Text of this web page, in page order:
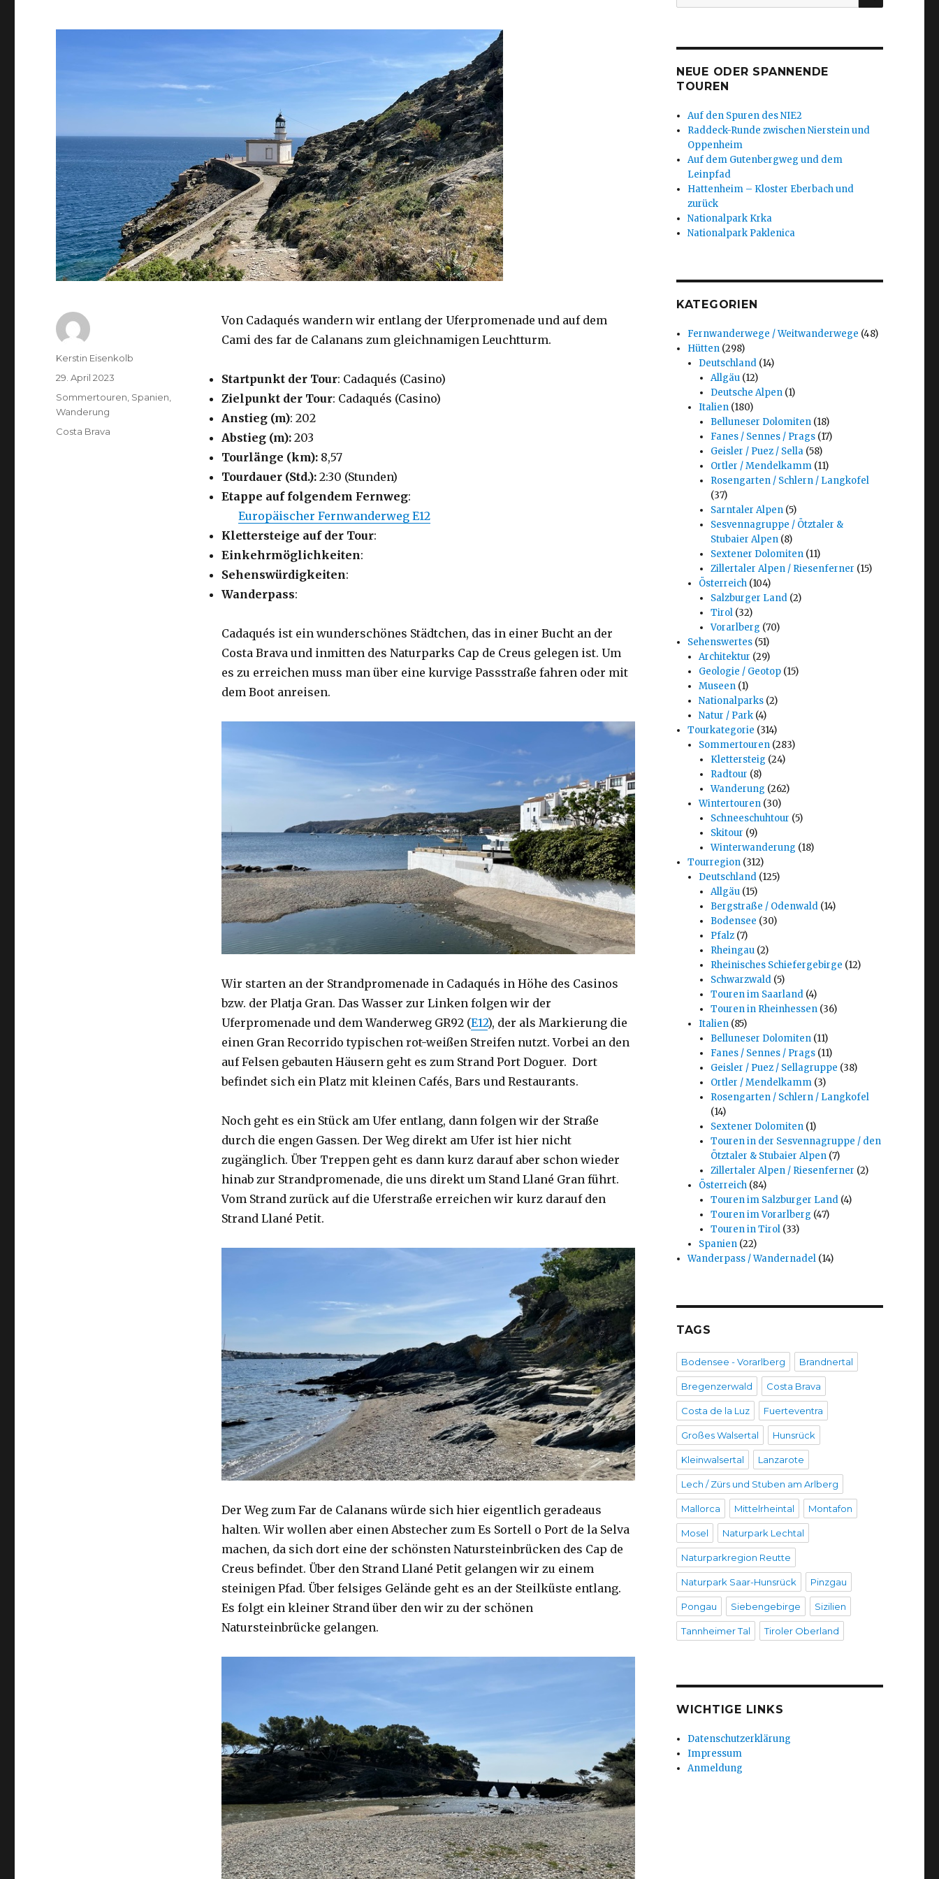
Von Cadaqués wandern wir entlang der Uferpromenade und auf dem
Cami des far de Calanans zum gleichnamigen Leuchtturm.
Startpunkt der Tour: Cadaqués (Casino)
Zielpunkt der Tour: Cadaqués (Casino)
Anstieg (m): 202
Abstieg (m):203
Tourlänge (km): 8,57
Tourdauer (Std.):2:30 (Stunden)
Etappe auf folgendem Fernweg:
Europäischer Fernwanderweg E12
Klettersteige auf der Tour:
Einkehrmöglichkeiten:
Sehenswürdigkeiten:
Wanderpass:
Cadaqués ist ein wunderschönes Städtchen, das in einer Bucht an der
Costa Brava und inmitten des Naturparks Cap de Creus gelegen ist. Um
es zu erreichen muss man über eine kurvige Passstraße fahren oder mit
dem Boot anreisen.
Wir starten an der Strandpromenade in Cadaqués in Höhe des Casinos
bzw. der Platja Gran. Das Wasser zur Linken folgen wir der
Uferpromenade und dem Wanderweg GR92 (E12), der als Markierung die
einen Gran Recorrido typischen rot-weißen Streifen nutzt. Vorbei an den
auf Felsen gebauten Häusern geht es zum Strand Port Doguer. Dort
befindet sich ein Platz mit kleinen Cafés, Bars und Restaurants.
Noch geht es ein Stück am Ufer entlang, dann folgen wir der Straße
durch die engen Gassen. Der Weg direkt am Ufer ist hier nicht
zugänglich. Über Treppen geht es dann kurz darauf aber schon wieder
hinab zur Strandpromenade, die uns direkt um Stand Llané Gran führt.
Vom Strand zurück auf die Uferstraße erreichen wir kurz darauf den
Strand Llané Petit.
Der Weg zum Far de Calanans würde sich hier eigentlich geradeaus
halten. Wir wollen aber einen Abstecher zum Es Sortell o Port de la Selva
machen, da sich dort eine der schönsten Natursteinbrücken des Cap de
Creus befindet. Über den Strand Llané Petit gelangen wir zu einem
steinigen Pfad. Über felsiges Gelände geht es an der Steilküste entlang.
Es folgt ein kleiner Strand über den wir zu der schönen
Natursteinbrücke gelangen.
Autor
Kerstin Eisenkolb
Veröffentlicht
29. April 2023
Kategorien
Sommertouren Spanien
Wanderung
Schlagwörter
Costa Brava
nach:
NEUE ODER SPANNENDE
TOUREN
Auf den Spuren des NIE2
Raddeck-Runde zwischen Nierstein und
Oppenheim
Auf dem Gutenbergweg und dem
Leinpfad
Hattenheim – Kloster Eberbach und
zurück
Nationalpark Krka
Nationalpark Paklenica
KATEGORIEN
Fernwanderwege / Weitwanderwege (48)
Hütten (298)
Deutschland (14)
Allgäu(12)
Deutsche Alpen(1)
Italien (180)
Belluneser Dolomiten(18)
Fanes / Sennes / Prags(17)
Geisler / Puez / Sella(58)
Ortler / Mendelkamm(11)
Rosengarten / Schlern / Langkofel
(37)
Sarntaler Alpen(5)
Sesvennagruppe / Ötztaler &
Stubaier Alpen(8)
Sextener Dolomiten(11)
Zillertaler Alpen / Riesenferner (15)
Österreich (104)
Salzburger Land(2)
Tirol(32)
Vorarlberg (70)
Sehenswertes (51)
Architektur (29)
Geologie / Geotop (15)
Museen (1)
Nationalparks (2)
Natur / Park (4)
Tourkategorie (314)
Sommertouren (283)
Klettersteig (24)
Radtour (8)
Wanderung (262)
Wintertouren (30)
Schneeschuhtour (5)
Skitour (9)
Winterwanderung (18)
Tourregion (312)
Deutschland (125)
Allgäu(15)
Bergstraße / Odenwald(14)
Bodensee (30)
Pfalz(7)
Rheingau(2)
Rheinisches Schiefergebirge (12)
Schwarzwald(5)
Touren im Saarland(4)
Touren in Rheinhessen(36)
Italien (85)
Belluneser Dolomiten(11)
Fanes / Sennes / Prags(11)
Geisler / Puez / Sellagruppe (38)
Ortler / Mendelkamm(3)
Rosengarten / Schlern / Langkofel
(14)
Sextener Dolomiten(1)
Touren in der Sesvennagruppe / den
Ötztaler & Stubaier Alpen(7)
Zillertaler Alpen / Riesenferner (2)
Österreich (84)
Touren im Salzburger Land(4)
Touren im Vorarlberg (47)
Touren in Tirol(33)
Spanien (22)
Wanderpass / Wandernadel (14)
TAGS
Bodensee - Vorarlberg Brandnertal
Bregenzerwald Costa Brava
Costa de la Luz Fuerteventra
Großes Walsertal Hunsrück
Kleinwalsertal Lanzarote
Lech / Zürs und Stuben am Arlberg
Mallorca Mittelrheintal Montafon
Mosel Naturpark Lechtal
Naturparkregion Reutte
Naturpark Saar-Hunsrück Pinzgau
Pongau Siebengebirge Sizilien
Tannheimer Tal Tiroler Oberland
WICHTIGE LINKS
Datenschutzerklärung
Impressum
Anmeldung